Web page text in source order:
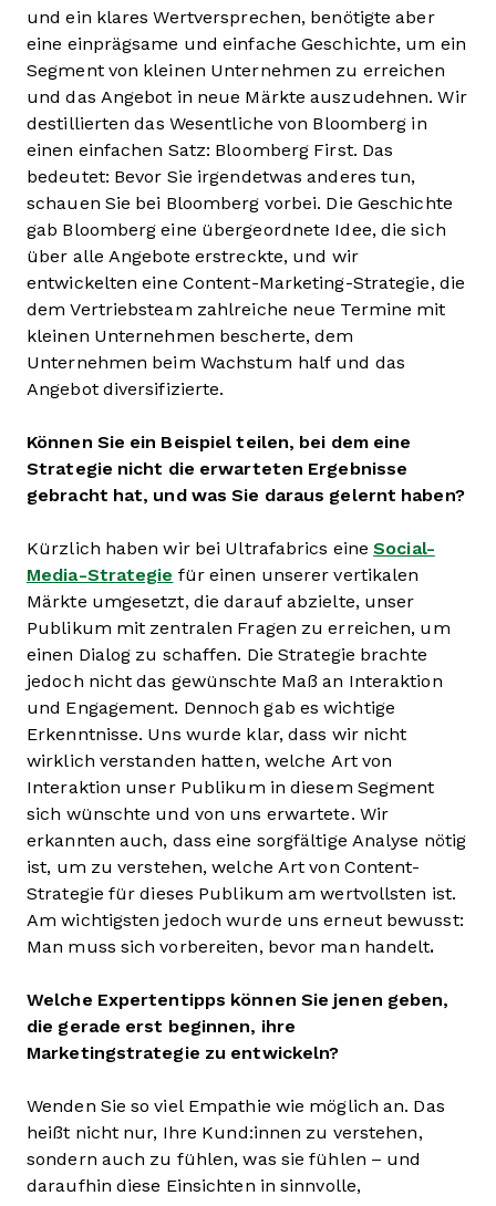
und ein klares Wertversprechen, benötigte aber
eine einprägsame und einfache Geschichte, um ein
Segment von kleinen Unternehmen zu erreichen
und das Angebot in neue Märkte auszudehnen. Wir
destillierten das Wesentliche von Bloomberg in
einen einfachen Satz: Bloomberg First. Das
bedeutet: Bevor Sie irgendetwas anderes tun,
schauen Sie bei Bloomberg vorbei. Die Geschichte
gab Bloomberg eine übergeordnete Idee, die sich
über alle Angebote erstreckte, und wir
entwickelten eine Content-Marketing-Strategie, die
dem Vertriebsteam zahlreiche neue Termine mit
kleinen Unternehmen bescherte, dem
Unternehmen beim Wachstum half und das
Angebot diversifizierte.
Können Sie ein Beispiel teilen, bei dem eine
Strategie nicht die erwarteten Ergebnisse
gebracht hat, und was Sie daraus gelernt haben?
Kürzlich haben wir bei Ultrafabrics eineSocial-
Media-Strategie für einen unserer vertikalen
Märkte umgesetzt, die darauf abzielte, unser
Publikum mit zentralen Fragen zu erreichen, um
einen Dialog zu schaffen. Die Strategie brachte
jedoch nicht das gewünschte Maß an Interaktion
und Engagement. Dennoch gab es wichtige
Erkenntnisse. Uns wurde klar, dass wir nicht
wirklich verstanden hatten, welche Art von
Interaktion unser Publikum in diesem Segment
sich wünschte und von uns erwartete. Wir
erkannten auch, dass eine sorgfältige Analyse nötig
ist, um zu verstehen, welche Art von Content-
Strategie für dieses Publikum am wertvollsten ist.
Am wichtigsten jedoch wurde uns erneut bewusst:
Man muss sich vorbereiten, bevor man handelt.
Welche Expertentipps können Sie jenen geben,
die gerade erst beginnen, ihre
Marketingstrategie zu entwickeln?
Wenden Sie so viel Empathie wie möglich an. Das
heißt nicht nur, Ihre Kund:innen zu verstehen,
sondern auch zu fühlen, was sie fühlen – und
daraufhin diese Einsichten in sinnvolle,